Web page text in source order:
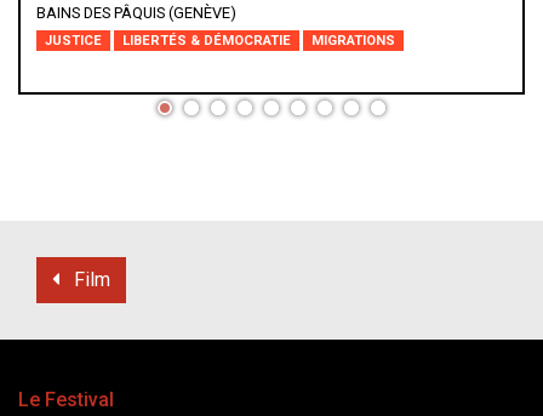
ESPACE PITOËFF - THÉÂTRE
CONFLITS DROIT INTERNATIONAL LIBERTÉS & DÉMOCRATIE
Film
Le Festival